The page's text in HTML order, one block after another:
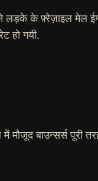
लड़के के फ़्रेज़ाइल मेल
हो गयी.
बाउन्सर्स पूरी